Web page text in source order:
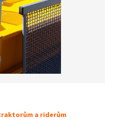
a riderům